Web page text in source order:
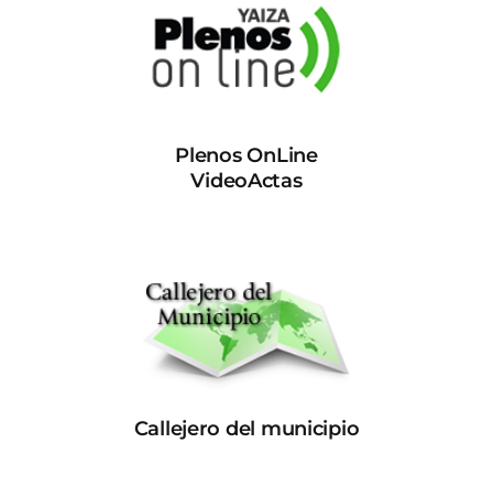
Plenos OnLine
VideoActas
Callejero del municipio